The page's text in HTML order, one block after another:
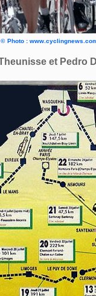
© Photo :
et Pedro